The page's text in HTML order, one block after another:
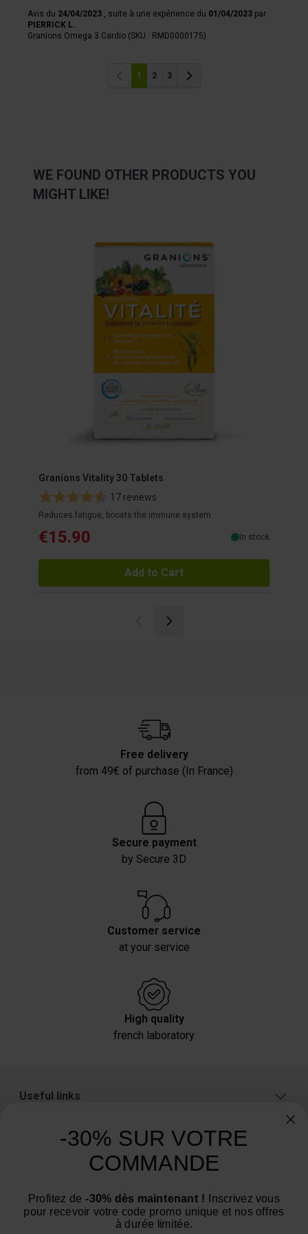
collectées lors de votre utilisation de leurs services.
Avis du 24/04/2023 , suite à une expérience du 01/04/2023 par
PIERRICK L.
Granions Omega 3 Cardio (SKU : RMD0000175)
Previous
1 2 3
Previous
WE FOUND OTHER PRODUCTS YOU
MIGHT LIKE!
Granions Vitality 30 Tablets
17 reviews
Reduces fatigue, boosts the immune system
€15.90 In stock
Add to Cart
Free delivery
from 49€ of purchase (In France)
Secure payment
by Secure 3D
Customer service
at your service
High quality
french laboratory
Useful links
We are at your service from Monday to Friday: from 9
am to 12 pm and from 2 pm to 4 pm
-30% SUR VOTRE
COMMANDE
Profitez de -30% dès maintenant ! Inscrivez vous
pour recevoir votre code promo unique et nos offres
à durée limitée.